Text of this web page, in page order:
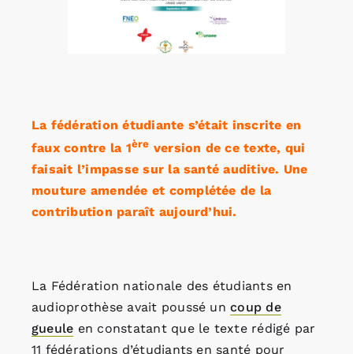
La fédération étudiante s’était inscrite en
faux contre la 1ère version de ce texte, qui
faisait l’impasse sur la santé auditive. Une
mouture amendée et complétée de la
contribution paraît aujourd’hui.
La Fédération nationale des étudiants en
audioprothèse avait poussé uncoup de
gueule en constatant que le texte rédigé par
11 fédérations d’étudiants en santé pour